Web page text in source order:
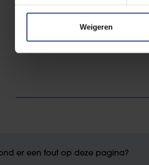
Weigeren
er een fout op deze pagina?